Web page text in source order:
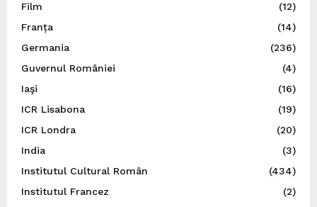
Film
(12)
Franța
(14)
Germania
(236)
Guvernul României
(4)
Iaşi
(16)
ICR Lisabona
(19)
ICR Londra
(20)
India
(3)
Institutul Cultural Român
(434)
Institutul Francez
(2)